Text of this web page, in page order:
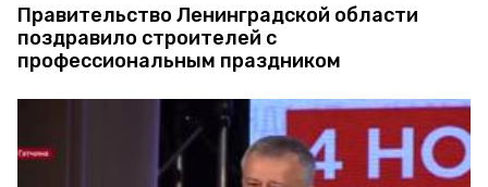
Правительство Ленинградской области
поздравило строителей с
профессиональным праздником